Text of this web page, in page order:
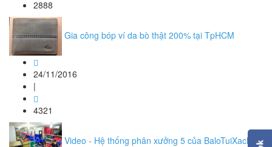
2888
Gia công bóp ví da bò thật 200% tại TpHCM
24/11/2016
|
4321
Video - Hệ thống phân xưởng 5 của BaloTuiXach